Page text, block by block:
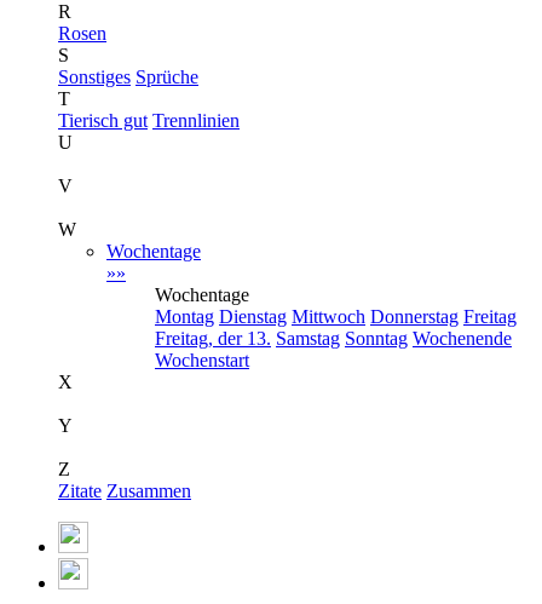
R
Rosen
S
Sonstiges Sprüche
T
Tierisch gut Trennlinien
U
V
W
Wochentage
»»
Wochentage
Montag Dienstag Mittwoch Donnerstag Freitag
Freitag, der 13. Samstag Sonntag Wochenende
Wochenstart
X
Y
Z
Zitate Zusammen